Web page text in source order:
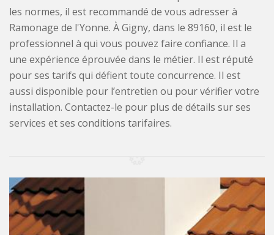
les normes, il est recommandé de vous adresser à
Ramonage de l'Yonne. À Gigny, dans le 89160, il est le
professionnel à qui vous pouvez faire confiance. Il a
une expérience éprouvée dans le métier. Il est réputé
pour ses tarifs qui défient toute concurrence. Il est
aussi disponible pour l’entretien ou pour vérifier votre
installation. Contactez-le pour plus de détails sur ses
services et ses conditions tarifaires.